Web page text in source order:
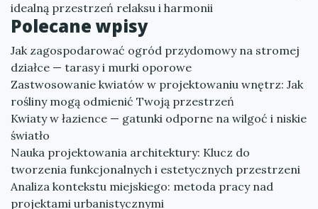
idealną przestrzeń relaksu i harmonii
Polecane wpisy
Jak zagospodarować ogród przydomowy na stromej
działce — tarasy i murki oporowe
Zastwosowanie kwiatów w projektowaniu wnętrz: Jak
rośliny mogą odmienić Twoją przestrzeń
Kwiaty w łazience — gatunki odporne na wilgoć i niskie
światło
Nauka projektowania architektury: Klucz do
tworzenia funkcjonalnych i estetycznych przestrzeni
Analiza kontekstu miejskiego: metoda pracy nad
projektami urbanistycznymi